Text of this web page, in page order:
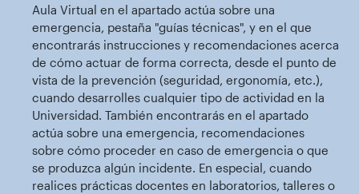
Aula Virtual en el apartado actúa sobre una
emergencia, pestaña "guías técnicas", y en el que
encontrarás instrucciones y recomendaciones acerca
de cómo actuar de forma correcta, desde el punto de
vista de la prevención (seguridad, ergonomía, etc.),
cuando desarrolles cualquier tipo de actividad en la
Universidad. También encontrarás en el apartado
actúa sobre una emergencia, recomendaciones
sobre cómo proceder en caso de emergencia o que
se produzca algún incidente. En especial, cuando
realices prácticas docentes en laboratorios, talleres o